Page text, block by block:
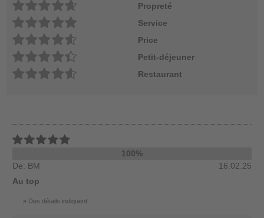
Propreté
Service
Price
Petit-déjeuner
Restaurant
100%
De: BM
16.02.25
Au top
Des détails indiquent